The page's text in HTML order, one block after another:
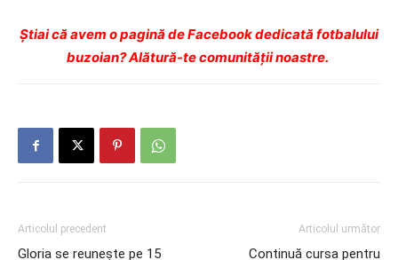
Ştiai că avem o pagină de Facebook dedicată fotbalului
buzoian? Alătură-te comunității noastre.
Articolul precedent
Gloria se reuneşte pe 15
Articolul următor
Continuă cursa pentru